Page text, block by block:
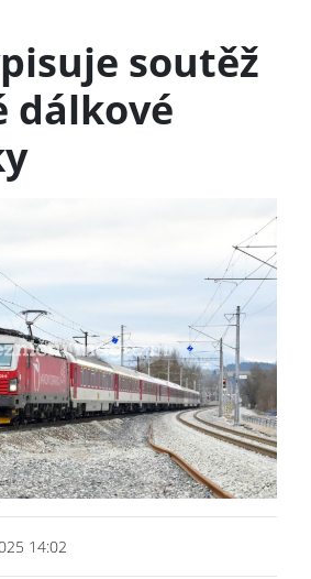
soutěž
dálkové
14:02